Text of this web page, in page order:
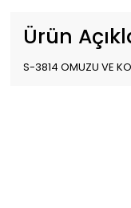
Ürün
S-3814 OMUZU VE